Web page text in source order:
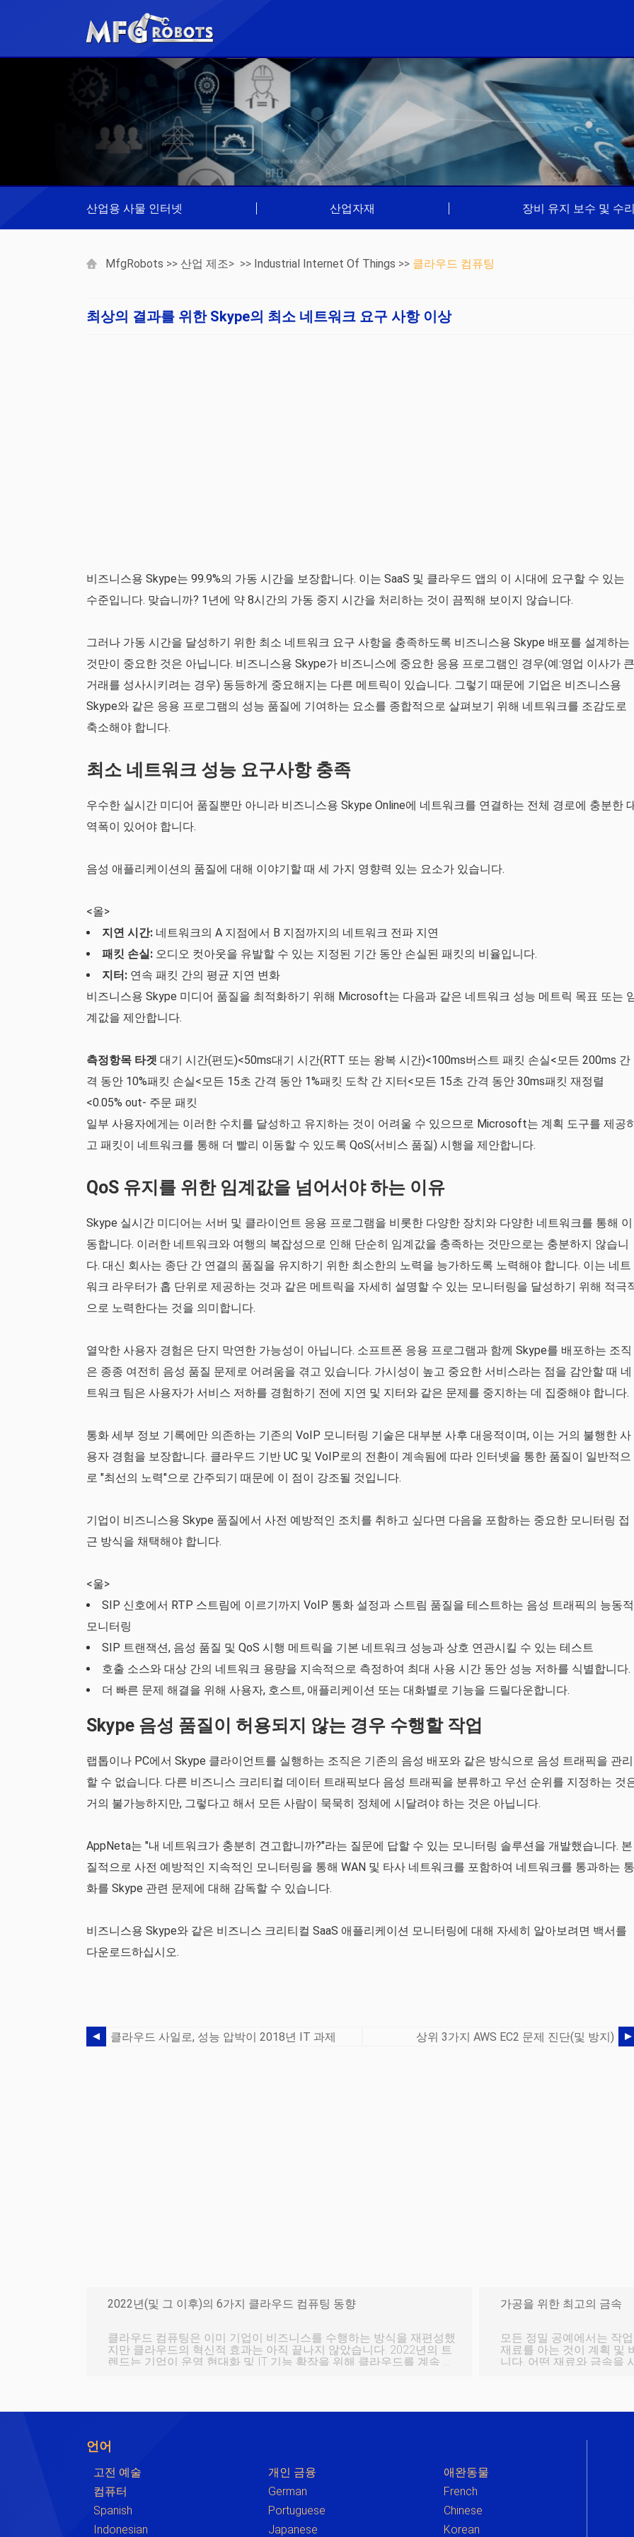
산업용 사물 인터넷 산업자재 장비 유지 보수 및 수
MfgRobots >> 산업 제조> >> Industrial Internet Of Things >> 클라우드 컴퓨팅
최상의 결과를 위한 Skype의 최소 네트워크 요구 사항 이상
비즈니스용 Skype는 99.9%의 가동 시간을 보장합니다. 이는 SaaS 및 클라우드 앱의 이 시대에 요구할 수 있는
수준입니다. 맞습니까? 1년에 약 8시간의 가동 중지 시간을 처리하는 것이 끔찍해 보이지 않습니다.
그러나 가동 시간을 달성하기 위한 최소 네트워크 요구 사항을 충족하도록 비즈니스용 Skype 배포를 설계하는
것만이 중요한 것은 아닙니다. 비즈니스용 Skype가 비즈니스에 중요한 응용 프로그램인 경우(예:영업 이사가 큰
거래를 성사시키려는 경우) 동등하게 중요해지는 다른 메트릭이 있습니다. 그렇기 때문에 기업은 비즈니스용
Skype와 같은 응용 프로그램의 성능 품질에 기여하는 요소를 종합적으로 살펴보기 위해 네트워크를 조감도로
축소해야 합니다.
최소 네트워크 성능 요구사항 충족
우수한 실시간 미디어 품질뿐만 아니라 비즈니스용 Skype Online에 네트워크를 연결하는 전체 경로에 충분한
역폭이 있어야 합니다.
음성 애플리케이션의 품질에 대해 이야기할 때 세 가지 영향력 있는 요소가 있습니다.
<올>
지연 시간: 네트워크의 A 지점에서 B 지점까지의 네트워크 전파 지연
패킷 손실: 오디오 컷아웃을 유발할 수 있는 지정된 기간 동안 손실된 패킷의 비율입니다.
지터: 연속 패킷 간의 평균 지연 변화
비즈니스용 Skype 미디어 품질을 최적화하기 위해 Microsoft는 다음과 같은 네트워크 성능 메트릭 목표 또는
계값을 제안합니다.
측정항목 타겟 대기 시간(편도)<50ms대기 시간(RTT 또는 왕복 시간)<100ms버스트 패킷 손실<모든 200ms 간
격 동안 10%패킷 손실<모든 15초 간격 동안 1%패킷 도착 간 지터<모든 15초 간격 동안 30ms패킷 재정렬
<0.05% out- 주문 패킷
일부 사용자에게는 이러한 수치를 달성하고 유지하는 것이 어려울 수 있으므로 Microsoft는 계획 도구를 제공
고 패킷이 네트워크를 통해 더 빨리 이동할 수 있도록 QoS(서비스 품질) 시행을 제안합니다.
QoS 유지를 위한 임계값을 넘어서야 하는 이유
Skype 실시간 미디어는 서버 및 클라이언트 응용 프로그램을 비롯한 다양한 장치와 다양한 네트워크를 통해 이
동합니다. 이러한 네트워크와 여행의 복잡성으로 인해 단순히 임계값을 충족하는 것만으로는 충분하지 않습니
다. 대신 회사는 종단 간 연결의 품질을 유지하기 위한 최소한의 노력을 능가하도록 노력해야 합니다. 이는 네트
워크 라우터가 홉 단위로 제공하는 것과 같은 메트릭을 자세히 설명할 수 있는 모니터링을 달성하기 위해 적극
으로 노력한다는 것을 의미합니다.
열악한 사용자 경험은 단지 막연한 가능성이 아닙니다. 소프트폰 응용 프로그램과 함께 Skype를 배포하는 조직
은 종종 여전히 음성 품질 문제로 어려움을 겪고 있습니다. 가시성이 높고 중요한 서비스라는 점을 감안할 때 네
트워크 팀은 사용자가 서비스 저하를 경험하기 전에 지연 및 지터와 같은 문제를 중지하는 데 집중해야 합니다.
통화 세부 정보 기록에만 의존하는 기존의 VoIP 모니터링 기술은 대부분 사후 대응적이며, 이는 거의 불행한 사
용자 경험을 보장합니다. 클라우드 기반 UC 및 VoIP로의 전환이 계속됨에 따라 인터넷을 통한 품질이 일반적으
로 "최선의 노력"으로 간주되기 때문에 이 점이 강조될 것입니다.
기업이 비즈니스용 Skype 품질에서 사전 예방적인 조치를 취하고 싶다면 다음을 포함하는 중요한 모니터링 접
근 방식을 채택해야 합니다.
<울>
SIP 신호에서 RTP 스트림에 이르기까지 VoIP 통화 설정과 스트림 품질을 테스트하는 음성 트래픽의 능동적
모니터링
SIP 트랜잭션, 음성 품질 및 QoS 시행 메트릭을 기본 네트워크 성능과 상호 연관시킬 수 있는 테스트
호출 소스와 대상 간의 네트워크 용량을 지속적으로 측정하여 최대 사용 시간 동안 성능 저하를 식별합니다.
더 빠른 문제 해결을 위해 사용자, 호스트, 애플리케이션 또는 대화별로 기능을 드릴다운합니다.
Skype 음성 품질이 허용되지 않는 경우 수행할 작업
랩톱이나 PC에서 Skype 클라이언트를 실행하는 조직은 기존의 음성 배포와 같은 방식으로 음성 트래픽을 관리
할 수 없습니다. 다른 비즈니스 크리티컬 데이터 트래픽보다 음성 트래픽을 분류하고 우선 순위를 지정하는 것
거의 불가능하지만, 그렇다고 해서 모든 사람이 묵묵히 정체에 시달려야 하는 것은 아닙니다.
AppNeta는 "내 네트워크가 충분히 견고합니까?"라는 질문에 답할 수 있는 모니터링 솔루션을 개발했습니다. 본
질적으로 사전 예방적인 지속적인 모니터링을 통해 WAN 및 타사 네트워크를 포함하여 네트워크를 통과하는 통
화를 Skype 관련 문제에 대해 감독할 수 있습니다.
비즈니스용 Skype와 같은 비즈니스 크리티컬 SaaS 애플리케이션 모니터링에 대해 자세히 알아보려면 백서를
다운로드하십시오.
클라우드 사일로, 성능 압박이 2018년 IT 과제 상위 3가지 AWS EC2 문제 진단(및 방지)
2022년(및 그 이후)의 6가지 클라우드 컴퓨팅 동향
클라우드 컴퓨팅은 이미 기업이 비즈니스를 수행하는 방식을 재편성했
지만 클라우드의 혁신적 효과는 아직 끝나지 않았습니다. 2022년의 트
렌드는 기업이 운영 현대화 및 IT 기능 확장을 위해 클라우드를 계속 사
기사에서 찾은 정보는 끊임없이 진화하는 클라우드 컴퓨팅 세계에서
가공을 위한 최고의 금속
모든 정밀 공예에서는 작
재료를 아는 것이 계획 및
니다. 어떤 재료와 금속을
르므로 장단점이 다릅니다. 그
언어
고전 예술 개인 금융
애완동물
컴퓨터
German
French
Spanish
Portuguese
Chinese
Indonesian
Japanese Korean